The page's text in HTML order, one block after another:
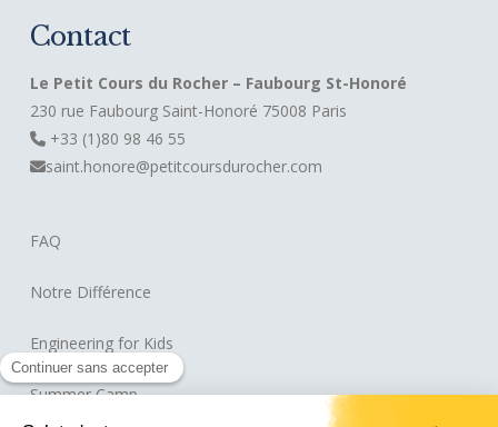
Contact
Le Petit Cours du Rocher – Faubourg St-Honoré
230 rue Faubourg Saint-Honoré 75008 Paris
+33 (1)80 98 46 55
saint.honore@petitcoursdurocher.com
FAQ
Notre Différence
Engineering for Kids
Summer Camp